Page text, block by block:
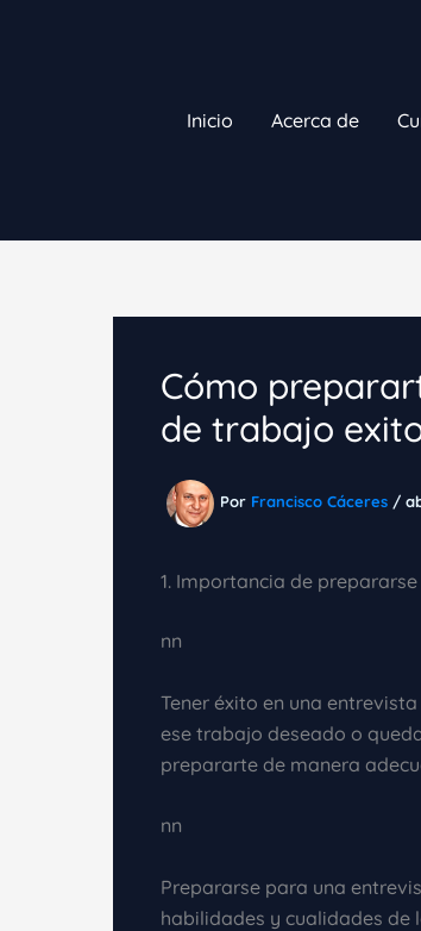
Inicio Acerca de
Cómo
de trabajo
Por Francisco Cáceres /
1. Importancia de
nn
Tener éxito en una
ese trabajo deseado o
prepararte de manera
nn
Prepararse para una
habilidades y cualidades de